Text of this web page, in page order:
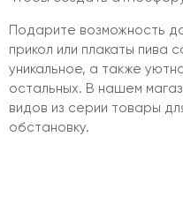
Подарите возможность
прикол или плакаты пива
уникальное, а также
остальных. В нашем
видов из серии товары
обстановку.